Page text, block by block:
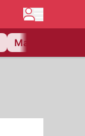
Matchcenter